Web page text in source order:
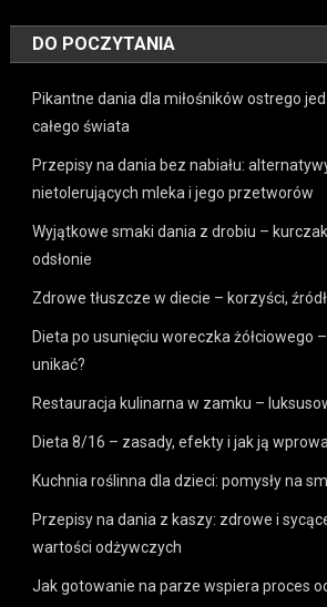
DO POCZYTANIA
Pikantne dania dla miłośników ostrego
całego świata
Przepisy na dania bez nabiału:
nietolerujących mleka i jego przetworów
Wyjątkowe smaki dania z drobiu –
odsłonie
Zdrowe tłuszcze w diecie – korzyści,
Dieta po usunięciu woreczka żółciowego
unikać?
Restauracja kulinarna w zamku –
Dieta 8/16 – zasady, efekty i jak ją
Kuchnia roślinna dla dzieci: pomysły na
Przepisy na dania z kaszy: zdrowe i
wartości odżywczych
Jak gotowanie na parze wspiera proces